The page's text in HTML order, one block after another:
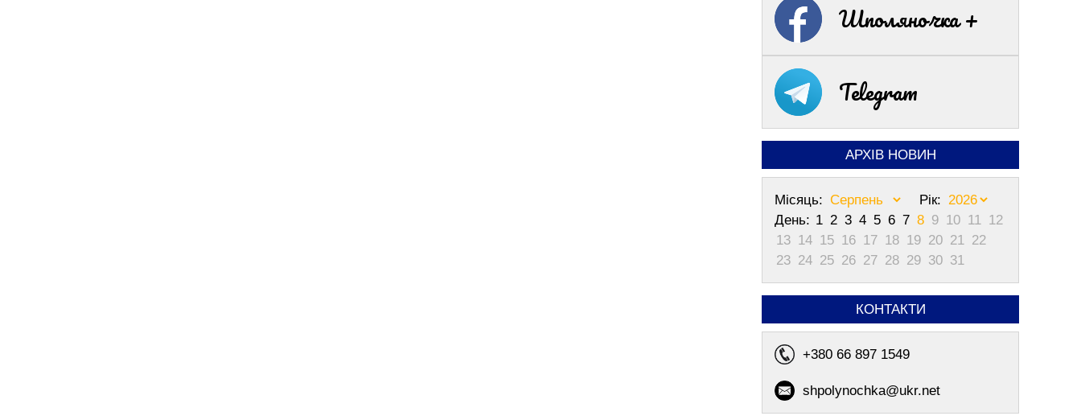
Шполяночка +
Telegram
АРХІВ НОВИН
Місяць:
Рік:
День: 1 2 3 4 5 6 7 8 9 10 11 12
13 14 15 16 17 18 19 20 21 22
23 24 25 26 27 28 29 30 31
КОНТАКТИ
+380 66 897 1549
shpolynochka@ukr.net